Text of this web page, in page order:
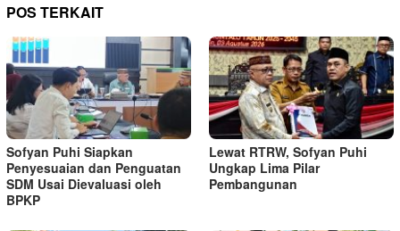
POS TERKAIT
Sofyan Puhi Siapkan
Penyesuaian dan Penguatan
SDM Usai Dievaluasi oleh
BPKP
Lewat RTRW, Sofyan Puhi
Ungkap Lima Pilar
Pembangunan